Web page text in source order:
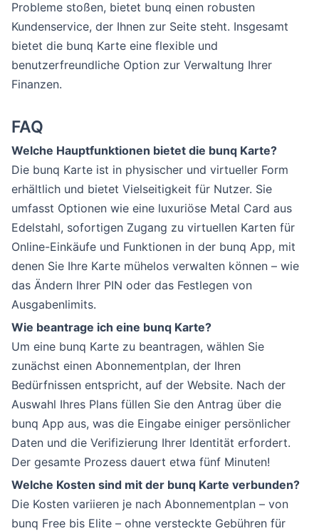
Probleme stoßen, bietet bunq einen robusten
Kundenservice, der Ihnen zur Seite steht. Insgesamt
bietet die bunq Karte eine flexible und
benutzerfreundliche Option zur Verwaltung Ihrer
Finanzen.
FAQ
Welche Hauptfunktionen bietet die bunq Karte?
Die bunq Karte ist in physischer und virtueller Form
erhältlich und bietet Vielseitigkeit für Nutzer. Sie
umfasst Optionen wie eine luxuriöse Metal Card aus
Edelstahl, sofortigen Zugang zu virtuellen Karten für
Online-Einkäufe und Funktionen in der bunq App, mit
denen Sie Ihre Karte mühelos verwalten können – wie
das Ändern Ihrer PIN oder das Festlegen von
Ausgabenlimits.
Wie beantrage ich eine bunq Karte?
Um eine bunq Karte zu beantragen, wählen Sie
zunächst einen Abonnementplan, der Ihren
Bedürfnissen entspricht, auf der Website. Nach der
Auswahl Ihres Plans füllen Sie den Antrag über die
bunq App aus, was die Eingabe einiger persönlicher
Daten und die Verifizierung Ihrer Identität erfordert.
Der gesamte Prozess dauert etwa fünf Minuten!
Welche Kosten sind mit der bunq Karte verbunden?
Die Kosten variieren je nach Abonnementplan – von
bunq Free bis Elite – ohne versteckte Gebühren für